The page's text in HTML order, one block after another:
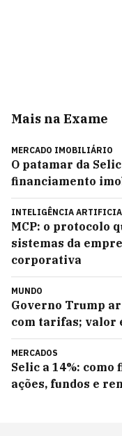
Mais na Exame
MERCADO IMOBILIÁRIO
O patamar da
financiamento
INTELIGÊNCIA
MCP: o protocolo
sistemas da
corporativa
MUNDO
Governo Trump
com tarifas; valor
MERCADOS
Selic a 14%:
ações, fundos e